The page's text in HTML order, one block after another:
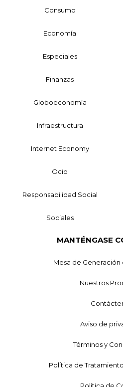
Consumo
Economía
Especiales
Finanzas
Globoeconomía
Infraestructura
Internet Economy
Ocio
Responsabilidad Social
Sociales
MANTÉNGASE
Mesa de
Nuestros
Aviso de
Términos y
Política de
Política de